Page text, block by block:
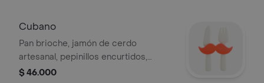
Cubano
Pan brioche, jamón de cerdo
artesanal, pepinillos encurtidos,
mostaza, queso mozarella y lechuga
$ 46.000